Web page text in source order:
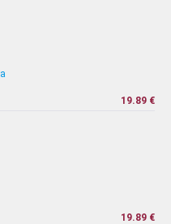
19.89 €
19.89 €